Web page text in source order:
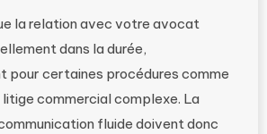
la relation avec votre avocat
dans la durée,
pour certaines procédures comme
litige commercial complexe. La
fluide doivent donc